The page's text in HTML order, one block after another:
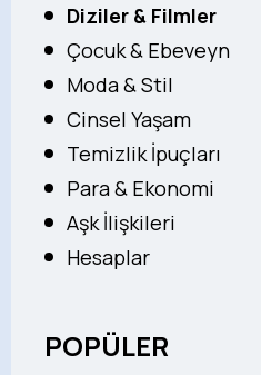
Diziler & Filmler
Çocuk & Ebeveyn
Moda & Stil
Cinsel Yaşam
Temizlik İpuçları
Para & Ekonomi
Aşk İlişkileri
Hesaplar
POPÜLER